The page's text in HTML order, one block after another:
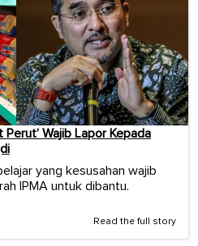
Perut’ Wajib Lapor Kepada
yang kesusahan wajib
IPMA untuk dibantu.
Read the full story